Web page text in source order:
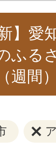
】愛
ふる
週間）